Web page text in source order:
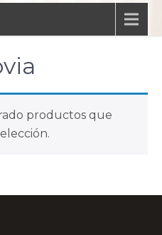
productos que